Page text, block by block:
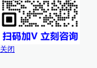
关闭